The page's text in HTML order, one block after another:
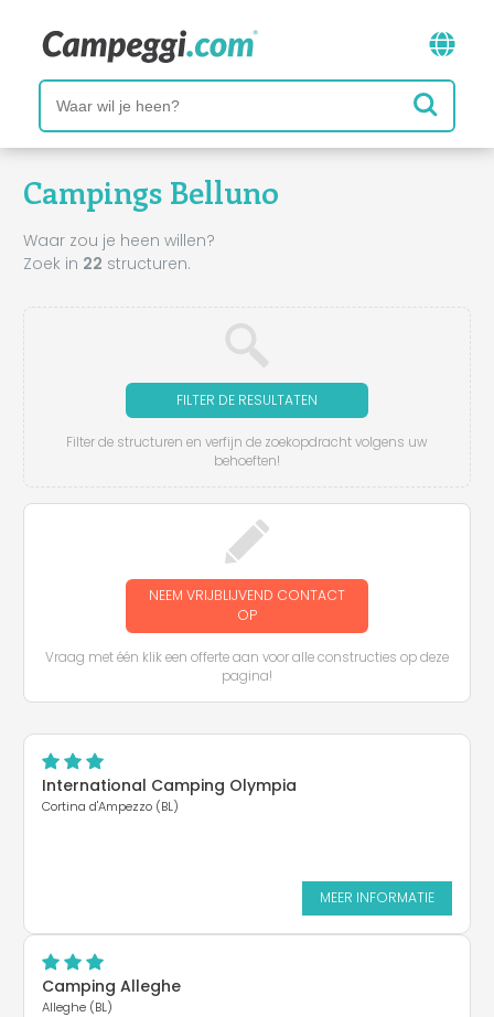
Campings Belluno
Waar zou je heen willen?
Zoek in 22 structuren.
FILTER DE RESULTATEN
Filter de structuren en verfijn de zoekopdracht volgens uw
behoeften!
NEEM VRIJBLIJVEND CONTACT
OP
Vraag met één klik een offerte aan voor alle constructies op deze
pagina!
International Camping Olympia
Cortina d'Ampezzo (BL)
MEER INFORMATIE
Camping Alleghe
Alleghe (BL)